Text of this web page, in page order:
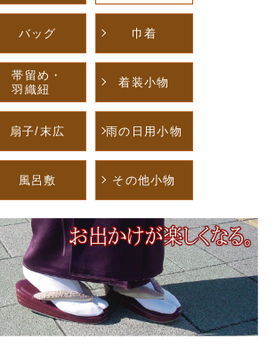
バッグ 巾着
帯留め・
羽織紐
着装小物
扇子/末広 雨の日用小物
風呂敷 その他小物